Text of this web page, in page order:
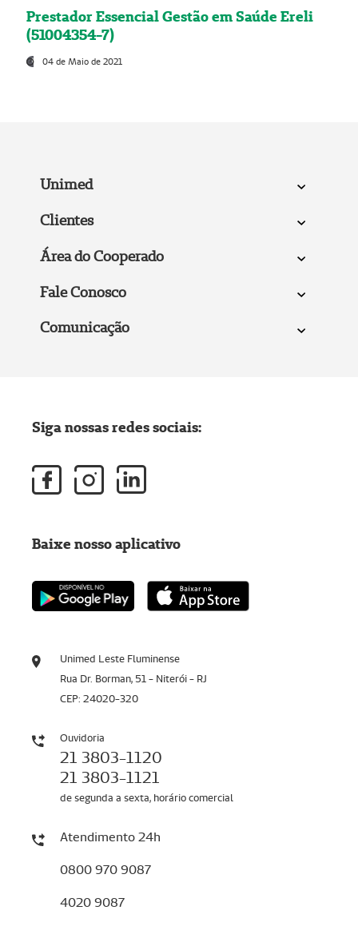
Prestador Essencial Gestão em Saúde Ereli
(51004354-7)
04 de Maio de 2021
Unimed
Clientes
Área do Cooperado
Fale Conosco
Comunicação
Unimed Leste Fluminense
Rua Dr. Borman, 51 - Niterói - RJ
CEP: 24020-320
Ouvidoria
21 3803-1120
21 3803-1121
de segunda a sexta, horário comercial
Atendimento 24h
0800 970 9087
4020 9087
Siga nossas redes sociais:
Baixe nosso aplicativo